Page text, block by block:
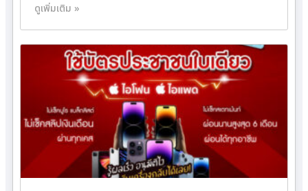
ดูเพิ่มเติม »